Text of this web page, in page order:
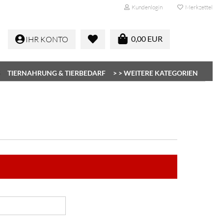
Kundenlogin Merkzettel
0,00 EUR
IHR KONTO
TIERNAHRUNG & TIERBEDARF > > WEITERE KATEGORIEN